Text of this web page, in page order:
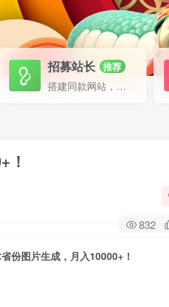
招募站长 推荐
搭建同款网站，自己当老板
！
832
份图片生成，月入10000+！